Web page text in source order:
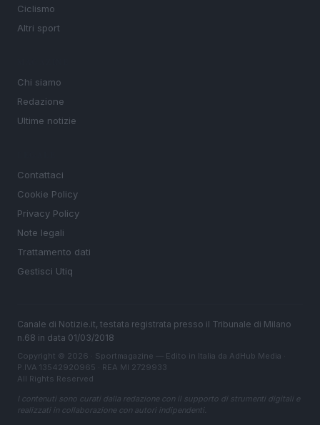
Ciclismo
Altri sport
Chi siamo
Redazione
Ultime notizie
Contattaci
Cookie Policy
Privacy Policy
Note legali
Trattamento dati
Gestisci Utiq
Canale di Notizie.it, testata registrata presso il Tribunale di Milano
n.68 in data 01/03/2018
Copyright © 2026 · Sportmagazine — Edito in Italia da AdHub Media
P.IVA 13542920965 · REA MI 2729933
All Rights Reserved
I contenuti sono curati dalla redazione con il supporto di strumenti digitali e
realizzati in collaborazione con autori indipendenti.